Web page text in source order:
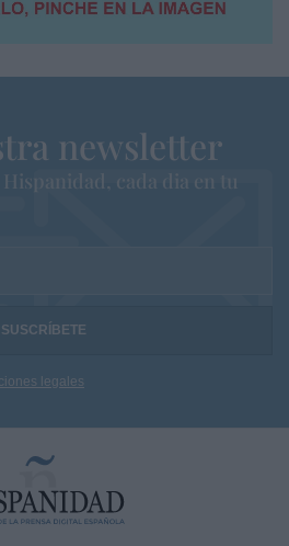
newsletter
cada dia en tu
legales